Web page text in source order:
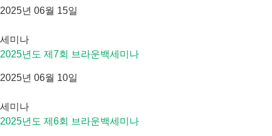
2025년 06월 15일
세미나
2025년도 제7회 브라운백세미나
2025년 06월 10일
세미나
2025년도 제6회 브라운백세미나